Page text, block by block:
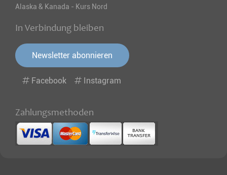
Alaska & Kanada - Kurs Nord
In Verbindung bleiben
Newsletter abonnieren
Facebook Instagram
Zahlungsmethoden